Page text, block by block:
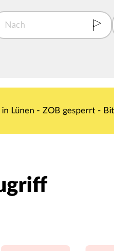
Nach tauschen
Lünen - ZOB gesperrt -